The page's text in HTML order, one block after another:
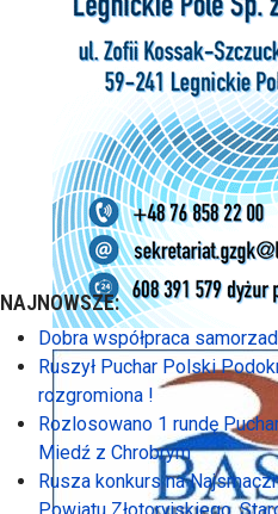
NAJNOWSZE:
Dobra współpraca
Ruszył Puchar Polski
rozgromiona !
Rozlosowano 1 rundę
Miedź z Chrobrym
Rusza konkurs na